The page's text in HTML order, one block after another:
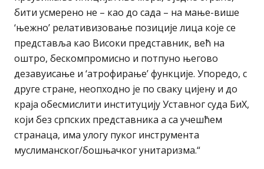
бити усмерено не – као до сада – на мање-више
‘њежно’ релативизовање позиције лица које се
представља као Високи представник, већ на
оштро, бескомпромисно и потпуно његово
дезавуисање и ‘атрофирање’ функције. Упоредо, с
друге стране, неопходно је по сваку цијену и до
краја обесмислити институцију Уставног суда БиХ,
који без српских представника а са учешћем
странаца, има улогу пуког инструмента
муслиманског/бошњачког унитаризма.“